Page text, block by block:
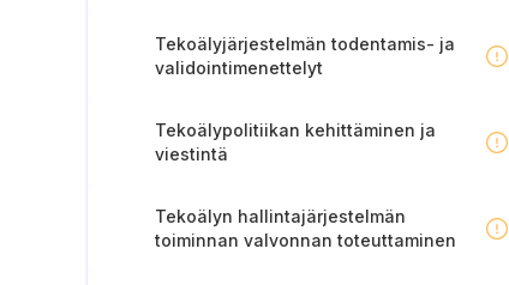
Tekoälyjärjestelmän todentamis- ja
validointimenettelyt
Tekoälypolitiikan kehittäminen ja
viestintä
Tekoälyn hallintajärjestelmän
toiminnan valvonnan toteuttaminen